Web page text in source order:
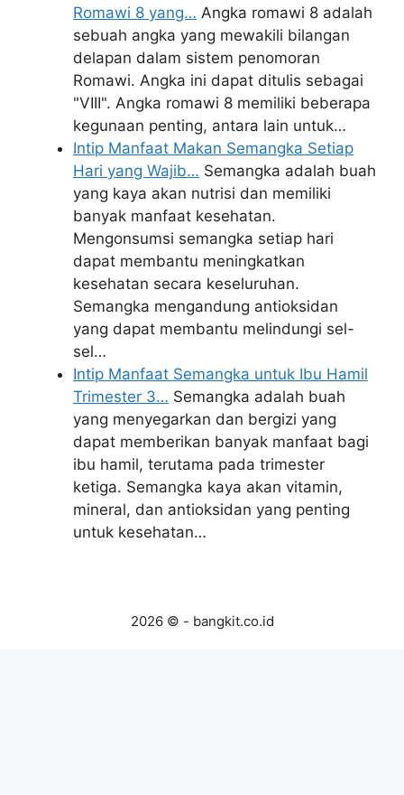
Romawi 8 yang… Angka romawi 8 adalah
sebuah angka yang mewakili bilangan
delapan dalam sistem penomoran
Romawi. Angka ini dapat ditulis sebagai
"VIII". Angka romawi 8 memiliki beberapa
kegunaan penting, antara lain untuk…
Intip Manfaat Makan Semangka Setiap
Hari yang Wajib… Semangka adalah buah
yang kaya akan nutrisi dan memiliki
banyak manfaat kesehatan.
Mengonsumsi semangka setiap hari
dapat membantu meningkatkan
kesehatan secara keseluruhan.
Semangka mengandung antioksidan
yang dapat membantu melindungi sel-
sel…
Intip Manfaat Semangka untuk Ibu Hamil
Trimester 3… Semangka adalah buah
yang menyegarkan dan bergizi yang
dapat memberikan banyak manfaat bagi
ibu hamil, terutama pada trimester
ketiga. Semangka kaya akan vitamin,
mineral, dan antioksidan yang penting
untuk kesehatan…
2026 © - bangkit.co.id